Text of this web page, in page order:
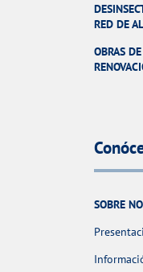
RED DE
OBRAS
SOBRE